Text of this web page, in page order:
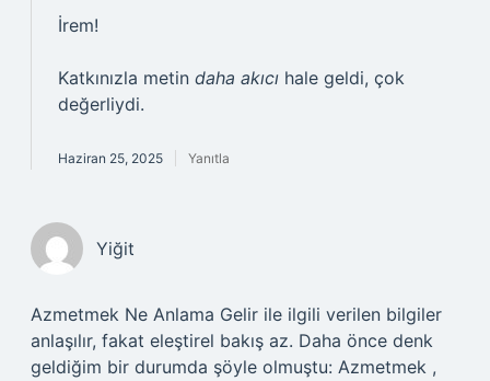
İrem!
Katkınızla metin daha akıcı hale geldi, çok
değerliydi.
Haziran 25, 2025 Yanıtla
Yiğit
Azmetmek Ne Anlama Gelir ile ilgili verilen bilgiler
anlaşılır, fakat eleştirel bakış az. Daha önce denk
geldiğim bir durumda şöyle olmuştu: Azmetmek ,